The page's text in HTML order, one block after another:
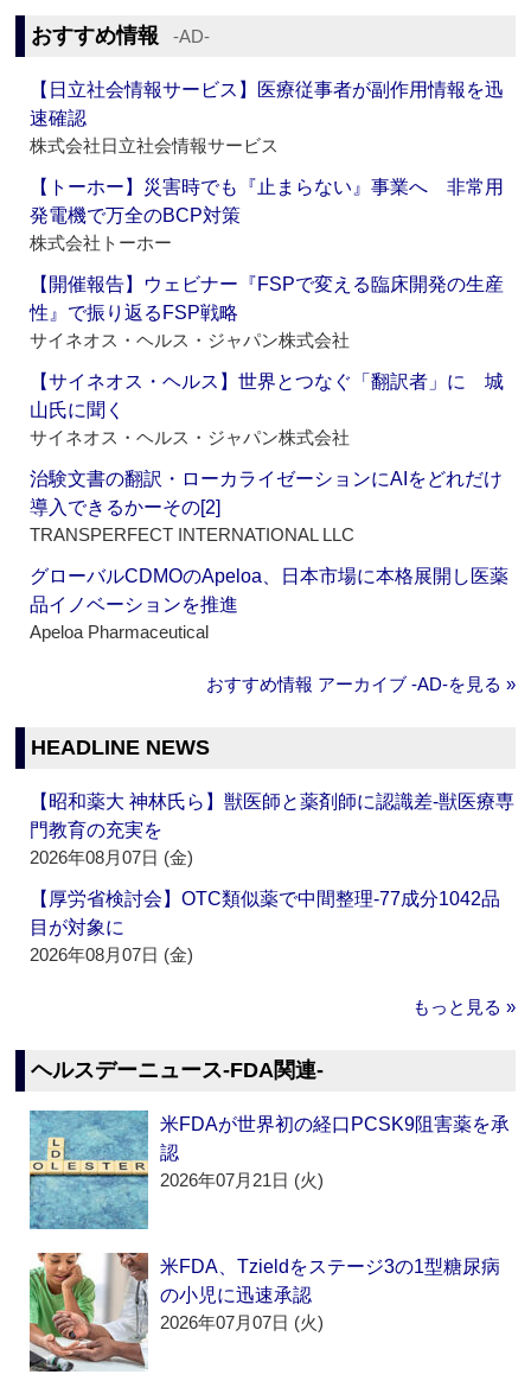
おすすめ情報 ‐AD‐
【日立社会情報サービス】医療従事者が副作用情報を迅
速確認
株式会社日立社会情報サービス
【トーホー】災害時でも『止まらない』事業へ 非常用
発電機で万全のBCP対策
株式会社トーホー
【開催報告】ウェビナー『FSPで変える臨床開発の生産
性』で振り返るFSP戦略
サイネオス・ヘルス・ジャパン株式会社
【サイネオス・ヘルス】世界とつなぐ「翻訳者」に 城
山氏に聞く
サイネオス・ヘルス・ジャパン株式会社
治験文書の翻訳・ローカライゼーションにAIをどれだけ
導入できるかーその[2]
TRANSPERFECT INTERNATIONAL LLC
グローバルCDMOのApeloa、日本市場に本格展開し医薬
品イノベーションを推進
Apeloa Pharmaceutical
おすすめ情報 アーカイブ ‐AD‐を見る »
HEADLINE NEWS
【昭和薬大 神林氏ら】獣医師と薬剤師に認識差‐獣医療専
門教育の充実を
2026年08月07日 (金)
【厚労省検討会】OTC類似薬で中間整理‐77成分1042品
目が対象に
2026年08月07日 (金)
もっと見る »
ヘルスデーニュース‐FDA関連‐
米FDAが世界初の経口PCSK9阻害薬を承
認
2026年07月21日 (火)
米FDA、Tzieldをステージ3の1型糖尿病
の小児に迅速承認
2026年07月07日 (火)